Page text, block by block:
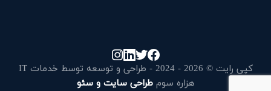
کپی رایت © 2026 - 2024 - طراحی و توسعه توسط خدمات IT
هزاره سومطراحی سایت و سئو